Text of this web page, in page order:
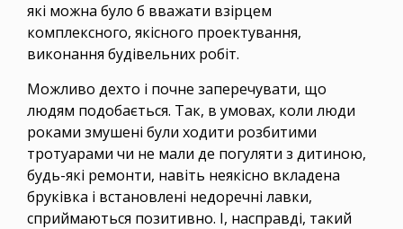
які можна було б вважати взірцем
комплексного, якісного проектування,
виконання будівельних робіт.
Можливо дехто і почне заперечувати, що
людям подобається. Так, в умовах, коли люди
роками змушені були ходити розбитими
тротуарами чи не мали де погуляти з дитиною,
будь-які ремонти, навіть неякісно вкладена
бруківка і встановлені недоречні лавки,
сприймаються позитивно. І, насправді, такий